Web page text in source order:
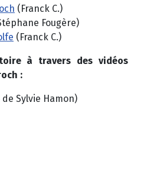
(Franck C.)
Fougère)
(Franck C.)
à travers des vidéos
:
Sylvie Hamon)